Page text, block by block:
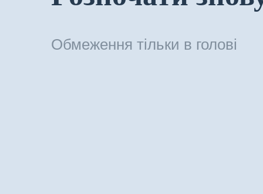
Обмеження тільки в голові